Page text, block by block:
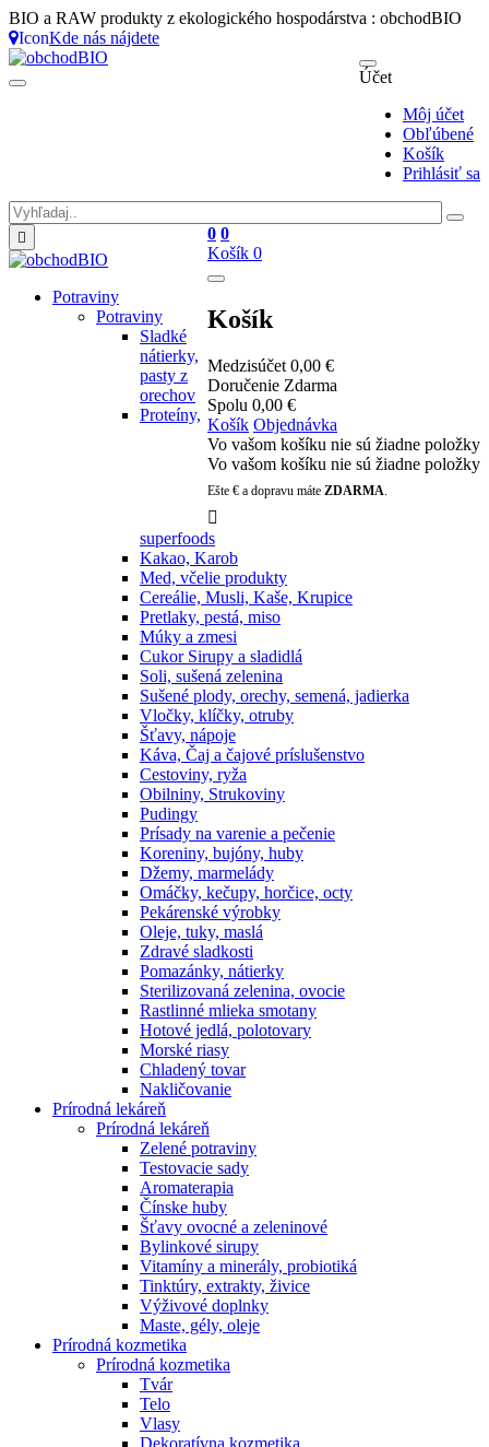
BIO a RAW produkty z ekologického hospodárstva : obchodBIO
IconKde nás nájdete
Účet
Môj účet
Obľúbené
Košík
Prihlásiť sa
0 0
Košík 0
Košík
Medzisúčet 0,00 €
Doručenie Zdarma
Spolu 0,00 €
Košík Objednávka
Vo vašom košíku nie sú žiadne položky
Vo vašom košíku nie sú žiadne položky
Ešte € a dopravu máte ZDARMA.


Potraviny
Potraviny
Sladké
nátierky,
pasty z
orechov
Proteíny,
superfoods
Kakao, Karob
Med, včelie produkty
Cereálie, Musli, Kaše, Krupice
Pretlaky, pestá, miso
Múky a zmesi
Cukor Sirupy a sladidlá
Soli, sušená zelenina
Sušené plody, orechy, semená, jadierka
Vločky, klíčky, otruby
Šťavy, nápoje
Káva, Čaj a čajové príslušenstvo
Cestoviny, ryža
Obilniny, Strukoviny
Pudingy
Prísady na varenie a pečenie
Koreniny, bujóny, huby
Džemy, marmelády
Omáčky, kečupy, horčice, octy
Pekárenské výrobky
Oleje, tuky, maslá
Zdravé sladkosti
Pomazánky, nátierky
Sterilizovaná zelenina, ovocie
Rastlinné mlieka smotany
Hotové jedlá, polotovary
Morské riasy
Chladený tovar
Nakličovanie
Prírodná lekáreň
Prírodná lekáreň
Zelené potraviny
Testovacie sady
Aromaterapia
Čínske huby
Šťavy ovocné a zeleninové
Bylinkové sirupy
Vitamíny a minerály, probiotiká
Tinktúry, extrakty, živice
Výživové doplnky
Maste, gély, oleje
Prírodná kozmetika
Prírodná kozmetika
Tvár
Telo
Vlasy
Dekoratívna kozmetika